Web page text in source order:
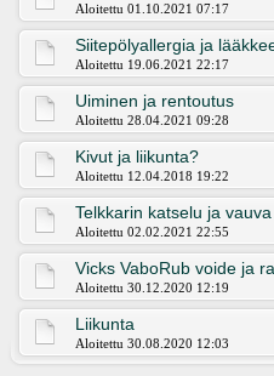
Aloitettu 01.10.2021 07:17
Siitepölyallergia ja
Aloitettu 19.06.2021 22:17
Uiminen ja rentoutus
Aloitettu 28.04.2021 09:28
Kivut ja liikunta?
Aloitettu 12.04.2018 19:22
Telkkarin katselu ja vauva
Aloitettu 02.02.2021 22:55
Vicks VaboRub voide ja
Aloitettu 30.12.2020 12:19
Liikunta
Aloitettu 30.08.2020 12:03